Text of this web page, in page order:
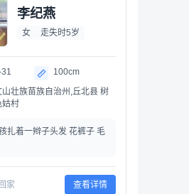
李纪燕
女 走失时5岁
100cm
山壮族苗族自治州,丘北县 树
姑村
扎着一辫子头发 花裤子 毛
家 查看详情